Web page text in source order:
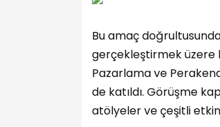
Bu amaç
gerçekleştirmek üzere
Pazarlama ve
de katıldı. Görüşme
atölyeler ve çeşitli